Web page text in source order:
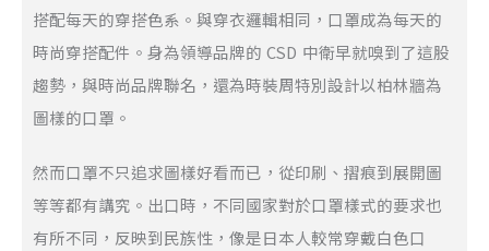
搭配每天的穿搭色系。與穿衣邏輯相同，口罩成為每天的
時尚穿搭配件。身為領導品牌的 CSD 中衛早就嗅到了這股
趨勢，與時尚品牌聯名，還為時裝周特別設計以柏林牆為
圖樣的口罩。
然而口罩不只追求圖樣好看而已，從印刷、摺痕到展開圖
等等都有講究。出口時，不同國家對於口罩樣式的要求也
有所不同，反映到民族性，像是日本人較常穿戴白色口